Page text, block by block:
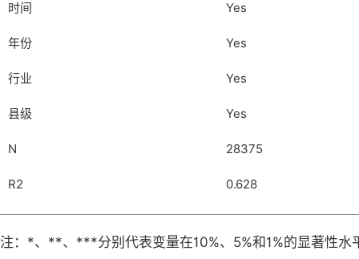
时间 Yes
年份 Yes
行业 Yes
县级 Yes
N 28375
R2 0.628
注：*、**、***分别代表变量在10%、5%和1%的显著性水